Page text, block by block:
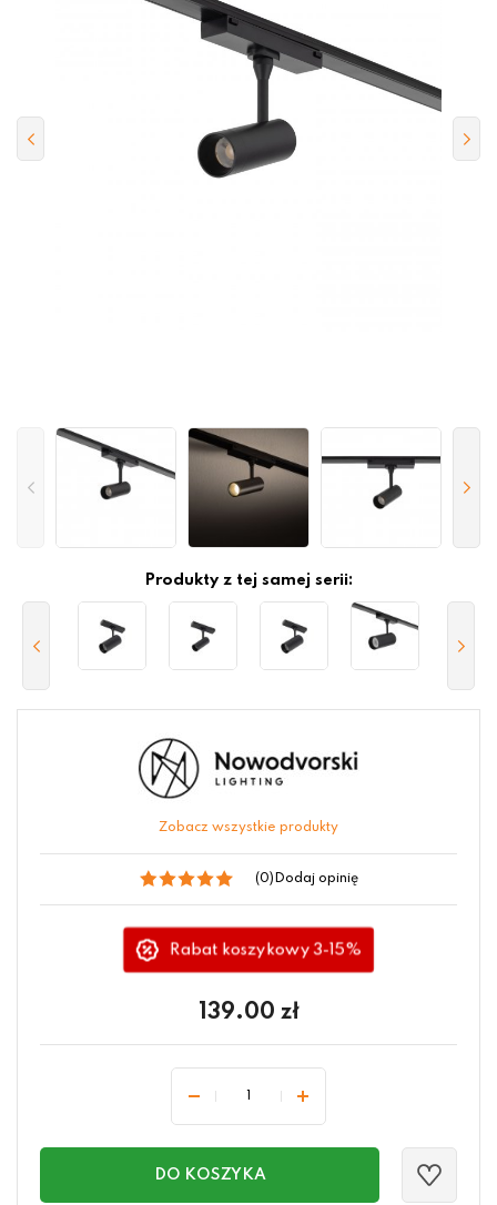
Produkty z tej samej serii:
Zobacz wszystkie produkty
(0) Dodaj opinię
Rabat koszykowy 3-15%
139.00 zł
DO KOSZYKA